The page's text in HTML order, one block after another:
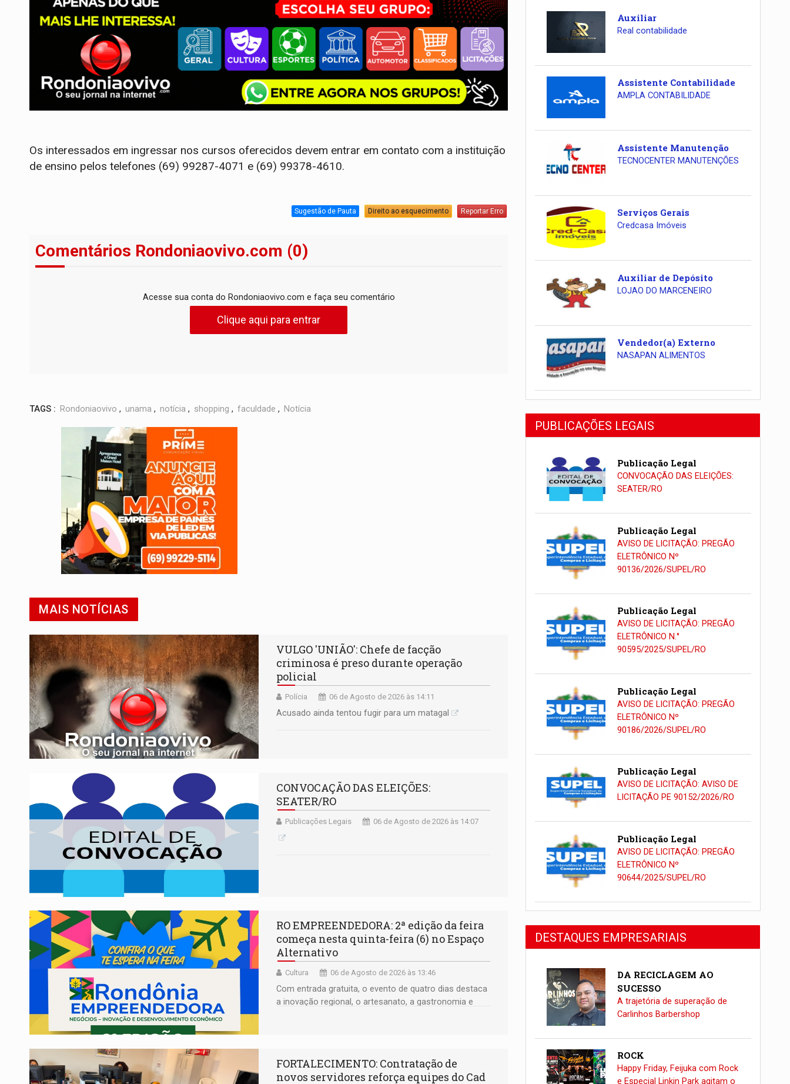
Os interessados em ingressar nos cursos oferecidos devem entrar em contato com a instituição
de ensino pelos telefones (69) 99287-4071 e (69) 99378-4610.
Sugestão de Pauta Direito ao esquecimento Reportar Erro
Comentários Rondoniaovivo.com (0)
Acesse sua conta do Rondoniaovivo.com e faça seu comentário
Clique aqui para entrar
TAGS : Rondoniaovivo , unama , notícia , shopping , faculdade , Notícia
MAIS NOTÍCIAS
VULGO 'UNIÃO': Chefe de facção
criminosa é preso durante operação
policial
Polícia 06 de Agosto de 2026 às 14:11
Acusado ainda tentou fugir para um matagal
CONVOCAÇÃO DAS ELEIÇÕES:
SEATER/RO
Publicações Legais 06 de Agosto de 2026 às 14:07
RO EMPREENDEDORA: 2ª edição da feira
começa nesta quinta-feira (6) no Espaço
Alternativo
Cultura 06 de Agosto de 2026 às 13:46
Com entrada gratuita, o evento de quatro dias destaca
a inovação regional, o artesanato, a gastronomia e
FORTALECIMENTO: Contratação de
novos servidores reforça equipes do Cad
Auxiliar
Real contabilidade
Assistente Contabilidade
AMPLA CONTABILIDADE
Assistente Manutenção
TECNOCENTER MANUTENÇÕES
Serviços Gerais
Credcasa Imóveis
Auxiliar de Depósito
LOJAO DO MARCENEIRO
Vendedor(a) Externo
NASAPAN ALIMENTOS
PUBLICAÇÕES LEGAIS
Publicação Legal
CONVOCAÇÃO DAS ELEIÇÕES:
SEATER/RO
Publicação Legal
AVISO DE LICITAÇÃO: PREGÃO
ELETRÔNICO Nº
90136/2026/SUPEL/RO
Publicação Legal
AVISO DE LICITAÇÃO: PREGÃO
ELETRÔNICO N.°
90595/2025/SUPEL/RO
Publicação Legal
AVISO DE LICITAÇÃO: PREGÃO
ELETRÔNICO Nº
90186/2026/SUPEL/RO
Publicação Legal
AVISO DE LICITAÇÃO: AVISO DE
LICITAÇÃO PE 90152/2026/RO
Publicação Legal
AVISO DE LICITAÇÃO: PREGÃO
ELETRÔNICO Nº
90644/2025/SUPEL/RO
DESTAQUES EMPRESARIAIS
DA RECICLAGEM AO
SUCESSO
A trajetória de superação de
Carlinhos Barbershop
ROCK
Happy Friday, Feijuka com Rock
e Especial Linkin Park agitam o